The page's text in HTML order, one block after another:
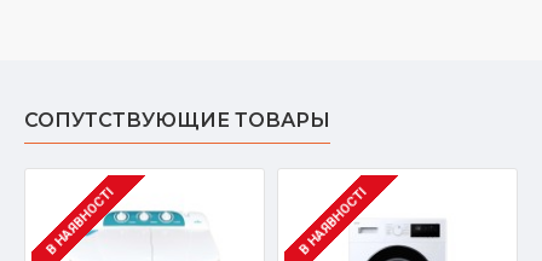
СОПУТСТВУЮЩИЕ ТОВАРЫ
В НАЯВНОСТІ В НАЯВНОСТІ